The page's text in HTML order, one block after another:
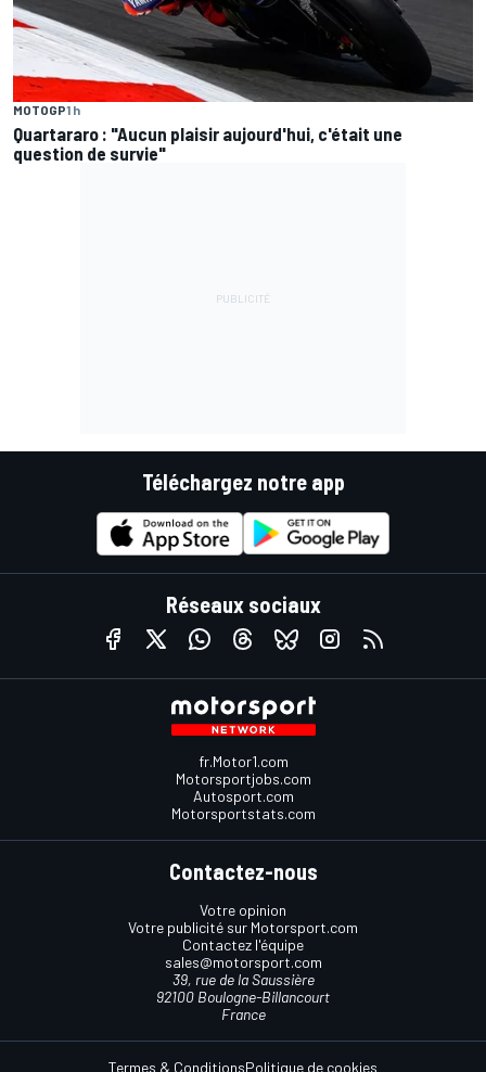
MOTOGP1 h
Quartararo : "Aucun plaisir aujourd'hui, c'était une
question de survie"
Téléchargez notre app
Réseaux sociaux
fr.Motor1.com
Motorsportjobs.com
Autosport.com
Motorsportstats.com
Contactez-nous
Votre opinion
Votre publicité sur Motorsport.com
Contactez l'équipe
sales@motorsport.com
39, rue de la Saussière
92100 Boulogne-Billancourt
France
Termes & ConditionsPolitique de cookies